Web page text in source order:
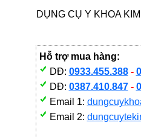
DỤNG CỤ Y KHOA
Hỗ trợ mua hàng:
DĐ: 0933.455.388-
DĐ: 0387.410.847-
Email 1:
Email 2: